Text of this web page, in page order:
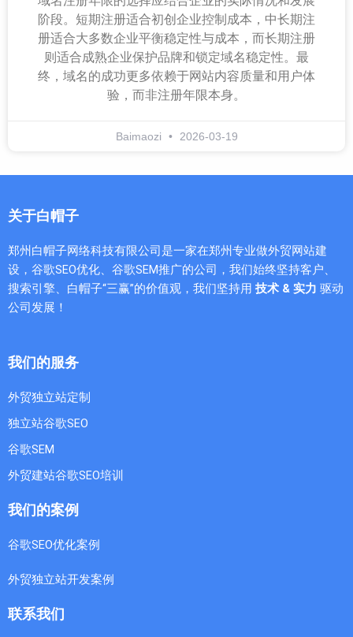
阶段。短期注册适合初创企业控制成本，中长期注
册适合大多数企业平衡稳定性与成本，而长期注册
则适合成熟企业保护品牌和锁定域名稳定性。最
终，域名的成功更多依赖于网站内容质量和用户体
验，而非注册年限本身。
Baimaozi 2026-03-19
关于白帽子
郑州白帽子网络科技有限公司是一家在郑州专业做外贸网站建
设，谷歌SEO优化、谷歌SEM推广的公司，我们始终坚持客户、
搜索引擎、白帽子“三赢”的价值观，我们坚持用 技术 & 实力 驱动
公司发展！
我们的服务
外贸独立站定制
独立站谷歌SEO
谷歌SEM
外贸建站谷歌SEO培训
我们的案例
谷歌SEO优化案例
外贸独立站开发案例
联系我们